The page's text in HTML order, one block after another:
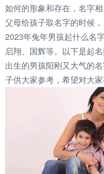
如何的形象和存在，名字
父母给孩子取名字的时候
2023年兔年男孩起什么名
启翔、国辉等。以下是起
出生的男孩阳刚又大气的
子供大家参考，希望对大家